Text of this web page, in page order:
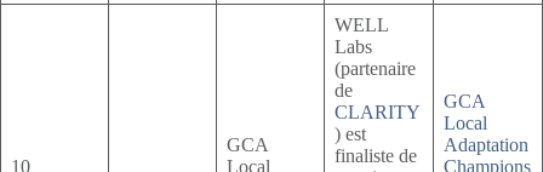
10
GCA
Local
WELL
Labs
(partenaire
de
CLARITY
) est
finaliste de
GCA
Local
Adaptation
Champions